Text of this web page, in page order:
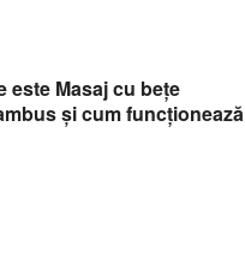
este Masaj cu bețe
și cum funcționează